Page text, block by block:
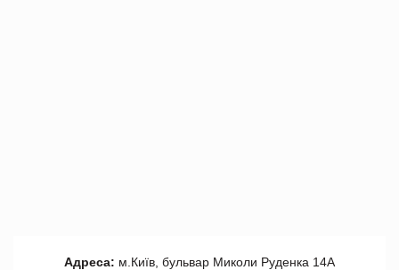
Адреса: м.Київ, бульвар Миколи Руденка 14А